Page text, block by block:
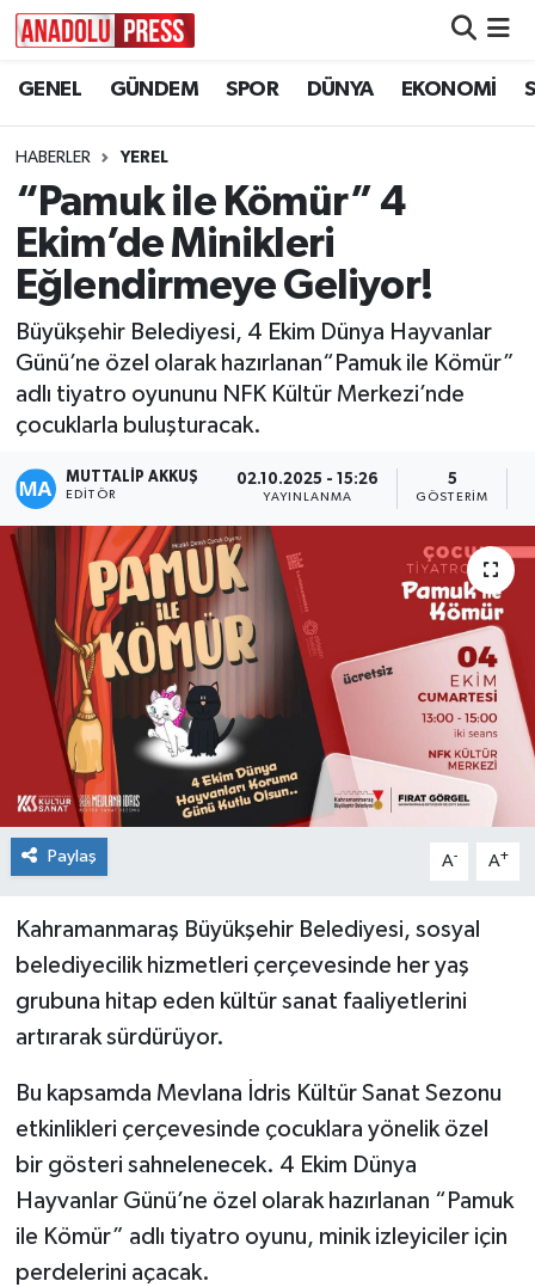
GENEL GÜNDEM SPOR DÜNYA EKONOMİ
HABERLER YEREL
“Pamuk ile Kömür” 4
Ekim’de Minikleri
Eğlendirmeye Geliyor!
Büyükşehir Belediyesi, 4 Ekim Dünya Hayvanlar
Günü’ne özel olarak hazırlanan“Pamuk ile Kömür”
adlı tiyatro oyununu NFK Kültür Merkezi’nde
çocuklarla buluşturacak.
MUTTALİP AKKUŞ
EDITÖR
02.10.2025 - 15:26
YAYINLANMA
5
GÖSTERIM
Paylaş A- A+
Kahramanmaraş Büyükşehir Belediyesi, sosyal
belediyecilik hizmetleri çerçevesinde her yaş
grubuna hitap eden kültür sanat faaliyetlerini
artırarak sürdürüyor.
Bu kapsamda Mevlana İdris Kültür Sanat Sezonu
etkinlikleri çerçevesinde çocuklara yönelik özel
bir gösteri sahnelenecek. 4 Ekim Dünya
Hayvanlar Günü’ne özel olarak hazırlanan “Pamuk
ile Kömür” adlı tiyatro oyunu, minik izleyiciler için
perdelerini açacak.
Nöbetçi Eczaneler
Hava Durumu
Namaz Vakitleri
Trafik Durumu
Süper Lig Puan Durumu ve Fikstür
Tüm Manşetler